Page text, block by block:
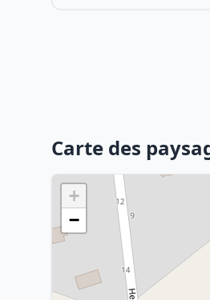
Carte des
+
−